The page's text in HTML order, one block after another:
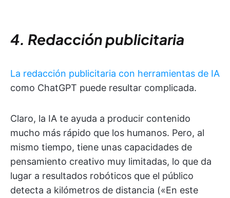
4. Redacción publicitaria
La redacción publicitaria con herramientas de IA
como ChatGPT puede resultar complicada.
Claro, la IA te ayuda a producir contenido
mucho más rápido que los humanos. Pero, al
mismo tiempo, tiene unas capacidades de
pensamiento creativo muy limitadas, lo que da
lugar a resultados robóticos que el público
detecta a kilómetros de distancia («En este